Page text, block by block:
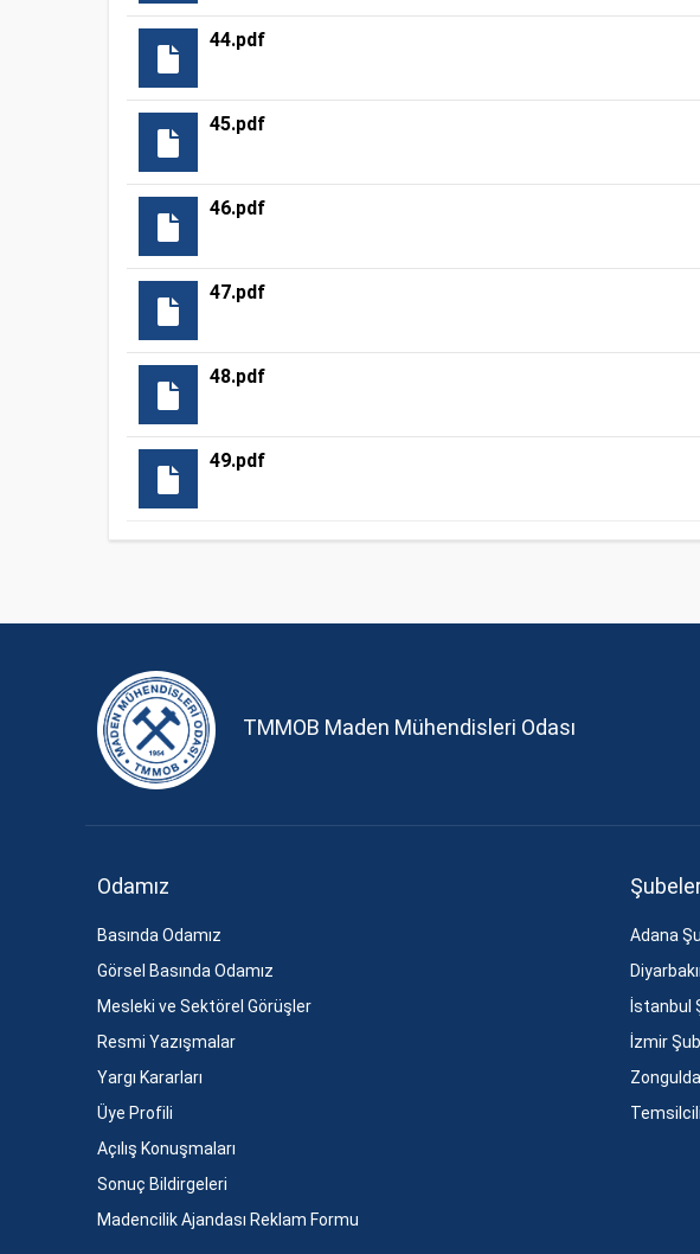
44.pdf
45.pdf
46.pdf
47.pdf
48.pdf
49.pdf
TMMOB Maden Mühendisleri Odası
Odamız
Basında Odamız
Görsel Basında Odamız
Mesleki ve Sektörel Görüşler
Resmi Yazışmalar
Yargı Kararları
Üye Profili
Açılış Konuşmaları
Sonuç Bildirgeleri
Madencilik Ajandası Reklam Formu
Adana
İstanbul
İzmir